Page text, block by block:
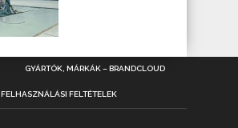
GYÁRTÓK, MÁRKÁK – BRANDCLOUD
FELHASZNÁLÁSI FELTÉTELEK